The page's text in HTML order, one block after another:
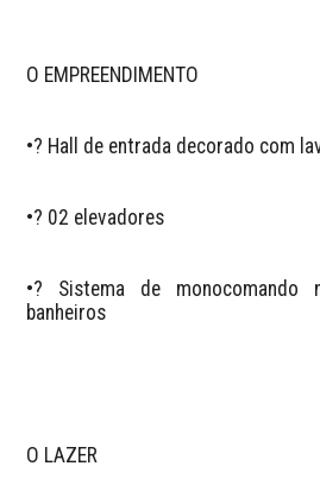
O EMPREENDIMENTO
•? Hall de entrada decorado com
•? 02 elevadores
•? Sistema de monocomando
banheiros
O LAZER